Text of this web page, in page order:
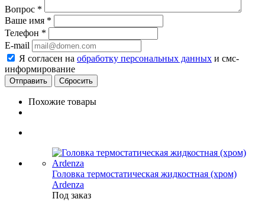
Вопрос *
Ваше имя *
Телефон *
E-mail
Я согласен на обработку персональных данных и смс-
информирование
Сбросить
Похожие товары
Головка термостатическая жидкостная (хром)
Ardenza
Под заказ